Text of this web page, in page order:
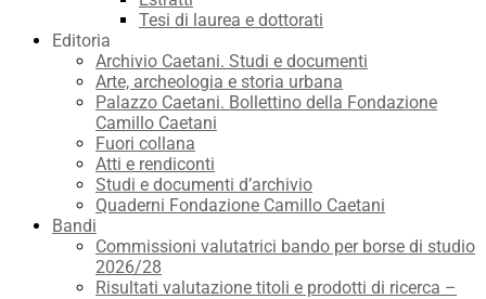
Tesi di laurea e dottorati
Editoria
Archivio Caetani. Studi e documenti
Arte, archeologia e storia urbana
Palazzo Caetani. Bollettino della Fondazione
Camillo Caetani
Fuori collana
Atti e rendiconti
Studi e documenti d’archivio
Quaderni Fondazione Camillo Caetani
Bandi
Commissioni valutatrici bando per borse di studio
2026/28
Risultati valutazione titoli e prodotti di ricerca –